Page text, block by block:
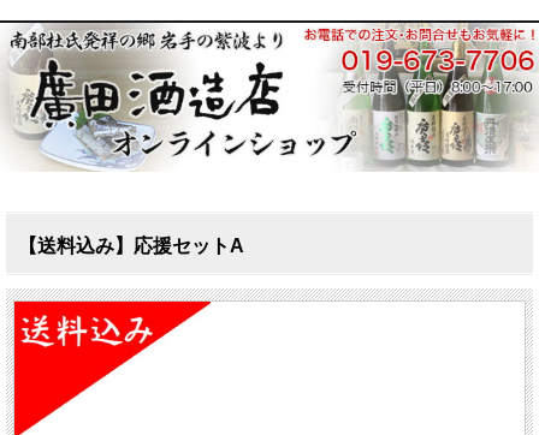
【送料込み】応援セットA